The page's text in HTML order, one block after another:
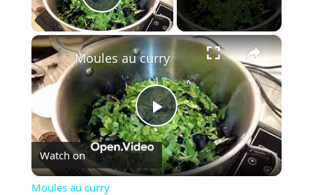
Play Video
×
Play
Video
Moules au curry
Watch on
Moules au curry